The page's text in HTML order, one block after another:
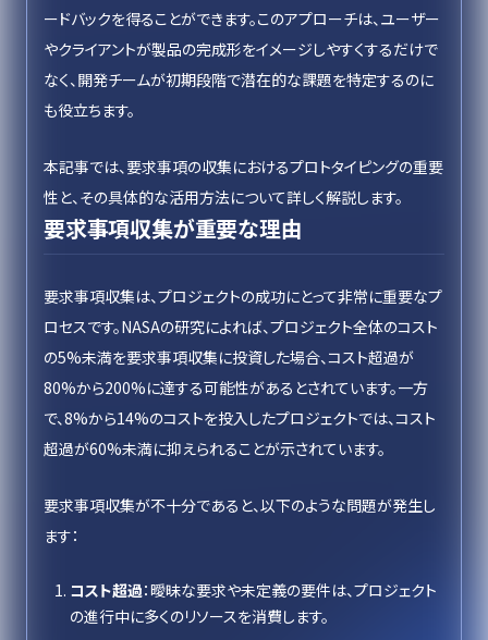
ードバックを得ることができます。このアプローチは、ユーザー
やクライアントが製品の完成形をイメージしやすくするだけで
なく、開発チームが初期段階で潜在的な課題を特定するのに
も役立ちます。
本記事では、要求事項の収集におけるプロトタイピングの重要
性と、その具体的な活用方法について詳しく解説します。
要求事項収集が重要な理由
要求事項収集は、プロジェクトの成功にとって非常に重要なプ
ロセスです。NASAの研究によれば、プロジェクト全体のコスト
の5%未満を要求事項収集に投資した場合、コスト超過が
80%から200%に達する可能性があるとされています。一方
で、8%から14%のコストを投入したプロジェクトでは、コスト
超過が60%未満に抑えられることが示されています。
要求事項収集が不十分であると、以下のような問題が発生し
ます：
コスト超過：曖昧な要求や未定義の要件は、プロジェクト
の進行中に多くのリソースを消費します。